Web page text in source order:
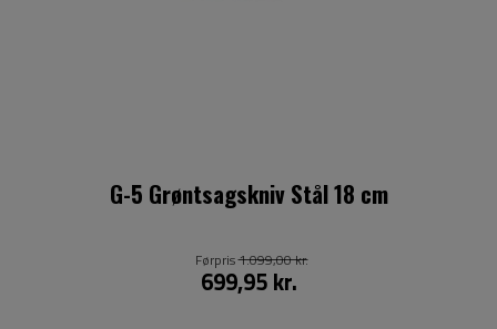
G-5 Grøntsagskniv Stål 18 cm
699,95 kr.
Førpris1.099,00 kr.